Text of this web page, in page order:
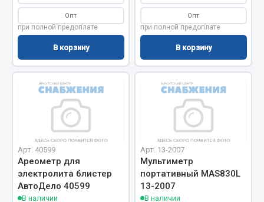
Инструмент
Автомобильный инструмент
Измерительный инструмент
Крепежный инструмент
Режущий инструмент
Силовое оборудование
Слесарный инструмент
Столярный инструмент
Показать ещё
Опт
при полной предоплате
В корзину
Опт
при полной предоплате
В корзину
Арт. 40599
Ареометр для
электролита блистер
АвтоДело 40599
В наличии
Арт. 13-2007
Мультиметр
портативный MAS830L
13-2007
В наличии